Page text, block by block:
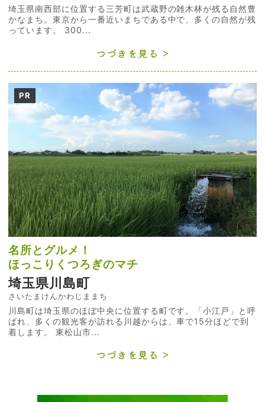
埼玉県南西部に位置する三芳町は武蔵野の雑木林が残る自然豊
かなまち。東京から一番近いまちである中で、多くの自然が残
っています。 300...
つづきを見る
PR
名所とグルメ！
ほっこりくつろぎのマチ
埼玉県川島町
さいたまけんかわじままち
川島町は埼玉県のほぼ中央に位置する町です。「小江戸」と呼
ばれ、多くの観光客が訪れる川越からは、車で15分ほどで到
着します。 東松山市...
つづきを見る